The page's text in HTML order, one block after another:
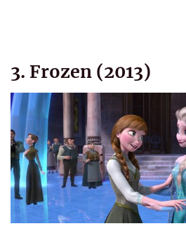
3. Frozen (2013)